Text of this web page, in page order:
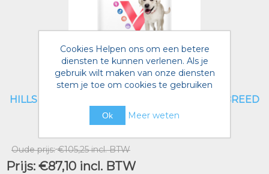
HILLS VETESS CANINE MBEN ADULTLARGE BREED
LAMB 14KG
Oude prijs: €105,25 incl. BTW
Prijs: €87,10 incl. BTW
Cookies Helpen ons om een betere
diensten te kunnen verlenen. Als je
gebruik wilt maken van onze diensten
stem je toe om cookies te gebruiken
Ok Meer weten